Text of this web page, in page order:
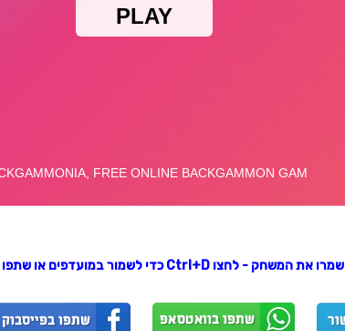
שמרו את המשחק - לחצו Ctrl+D כדי לשמור במועדפים או שתפו עם חברים